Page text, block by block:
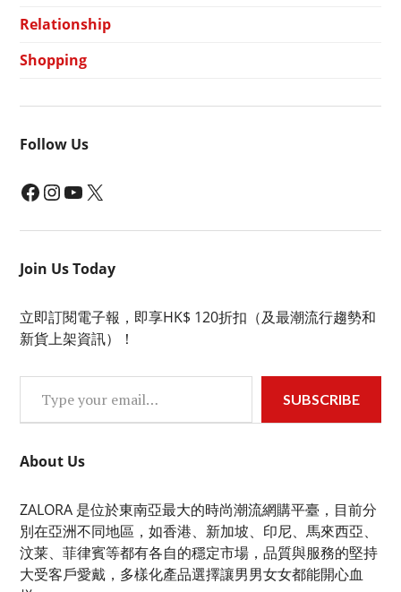
Relationship
Shopping
Follow Us
Facebook InstagramYouTube X
Join Us Today
立即訂閱電子報，即享HK$ 120折扣（及最潮流行趨勢和
新貨上架資訊）！
Type your email…
SUBSCRIBE
About Us
ZALORA 是位於東南亞最大的時尚潮流網購平臺，目前分
別在亞洲不同地區，如香港、新加坡、印尼、馬來西亞、
汶莱、菲律賓等都有各自的穩定市場，品質與服務的堅持
大受客戶愛戴，多樣化產品選擇讓男男女女都能開心血